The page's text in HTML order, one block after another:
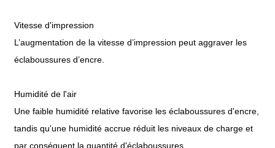
Vitesse d'impression
L’augmentation de la vitesse d’impression peut aggraver les
éclaboussures d’encre.
Humidité de l'air
Une faible humidité relative favorise les éclaboussures d'encre,
tandis qu'une humidité accrue réduit les niveaux de charge et
par conséquent la quantité d'éclaboussures.